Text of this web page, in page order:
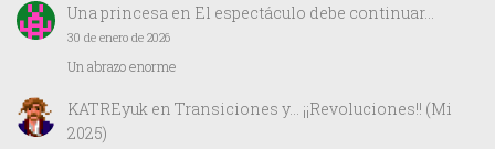
Una princesa en El espectáculo debe continuar…
30 de enero de 2026
Un abrazo enorme
KATREyuken Transiciones y… ¡¡Revoluciones!! (Mi
2025)